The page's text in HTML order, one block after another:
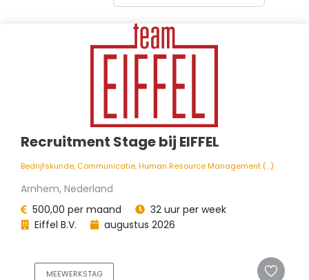
Recruitment Stage bij EIFFEL
Bedrijfskunde, Communicatie, Human Resource Management (...)
Arnhem, Nederland
500,00 per maand
32 uur per week
Eiffel B.V.
augustus 2026
MEEWERKSTAG